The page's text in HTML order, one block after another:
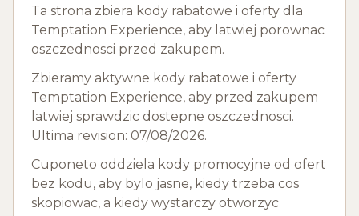
Ta strona zbiera kody rabatowe i oferty dla
Temptation Experience, aby latwiej porownac
oszczednosci przed zakupem.
Zbieramy aktywne kody rabatowe i oferty
Temptation Experience, aby przed zakupem
latwiej sprawdzic dostepne oszczednosci.
Ultima revision: 07/08/2026.
Cuponeto oddziela kody promocyjne od ofert
bez kodu, aby bylo jasne, kiedy trzeba cos
skopiowac, a kiedy wystarczy otworzyc